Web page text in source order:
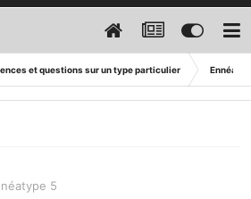
et questions sur un type particulier
5